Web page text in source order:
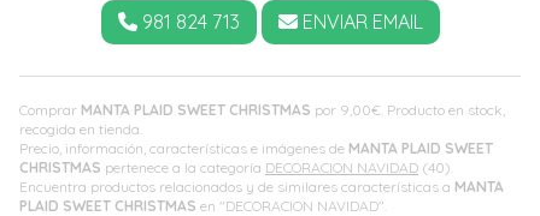
Comprar MANTA PLAID SWEET CHRISTMAS por 9,00€ . Producto en stock,
recogida en tienda.
Precio, información, características e imágenes de MANTA PLAID SWEET
CHRISTMAS pertenece a la categoría DECORACION NAVIDAD (40).
Encuentra productos relacionados y de similares características a MANTA
PLAID SWEET CHRISTMAS en "DECORACION NAVIDAD".
981 824 713 ENVIAR EMAIL